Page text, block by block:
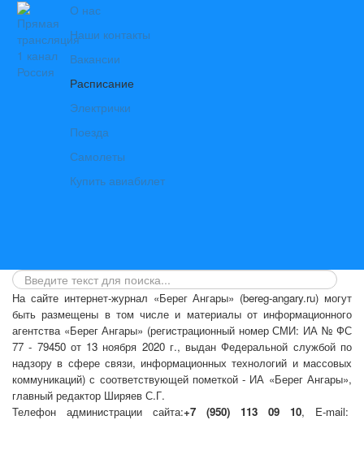
О нас
Наши контакты
Вакансии
Расписание
Электрички
Поезда
Самолеты
Купить авиабилет
На сайте интернет-журнал «Берег Ангары» (bereg-angary.ru) могут
быть размещены в том числе и материалы от информационного
агентства «Берег Ангары» (регистрационный номер СМИ: ИА № ФС
77 - 79450 от 13 ноября 2020 г., выдан Федеральной службой по
надзору в сфере связи, информационных технологий и массовых
коммуникаций) с соответствующей пометкой - ИА «Берег Ангары»,
главный редактор Ширяев С.Г.
Телефон администрации сайта:+7 (950) 113 09 10, E-mail: